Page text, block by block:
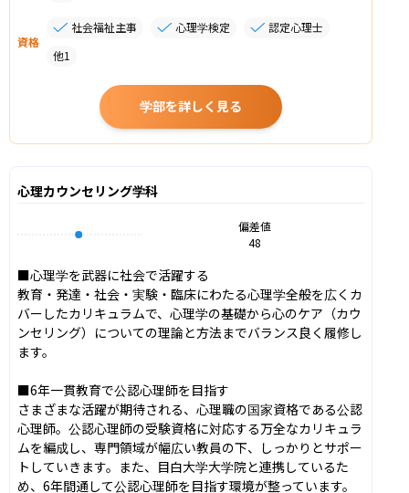
資格
社会福祉主事 心理学検定
認定心理士
他1
学部を詳しく見る
心理カウンセリング学科
偏差値
48
■心理学を武器に社会で活躍する
教育・発達・社会・実験・臨床にわたる心理学全般を広くカ
バーしたカリキュラムで、心理学の基礎から心のケア（カウ
ンセリング）についての理論と方法までバランス良く履修し
ます。
■6年一貫教育で公認心理師を目指す
さまざまな活躍が期待される、心理職の国家資格である公認
心理師。公認心理師の受験資格に対応する万全なカリキュラ
ムを編成し、専門領域が幅広い教員の下、しっかりとサポー
トしていきます。また、目白大学大学院と連携しているた
め、6年間通して公認心理師を目指す環境が整っています。